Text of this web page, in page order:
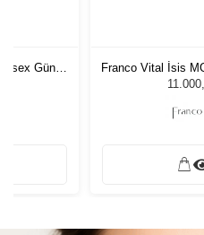
Güneş
Franco Vital İsis